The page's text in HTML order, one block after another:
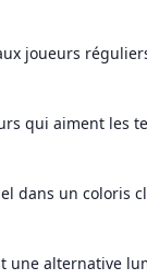
joueurs
qui aiment les
dans un coloris
une alternative